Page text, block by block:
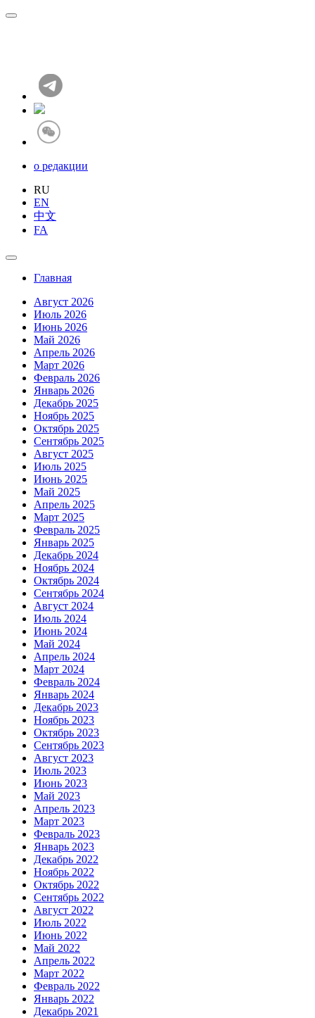
о редакции
RU
EN
中文
FA
Главная
Август 2026
Июль 2026
Июнь 2026
Май 2026
Апрель 2026
Март 2026
Февраль 2026
Январь 2026
Декабрь 2025
Ноябрь 2025
Октябрь 2025
Сентябрь 2025
Август 2025
Июль 2025
Июнь 2025
Май 2025
Апрель 2025
Март 2025
Февраль 2025
Январь 2025
Декабрь 2024
Ноябрь 2024
Октябрь 2024
Сентябрь 2024
Август 2024
Июль 2024
Июнь 2024
Май 2024
Апрель 2024
Март 2024
Февраль 2024
Январь 2024
Декабрь 2023
Ноябрь 2023
Октябрь 2023
Сентябрь 2023
Август 2023
Июль 2023
Июнь 2023
Май 2023
Апрель 2023
Март 2023
Февраль 2023
Январь 2023
Декабрь 2022
Ноябрь 2022
Октябрь 2022
Сентябрь 2022
Август 2022
Июль 2022
Июнь 2022
Май 2022
Апрель 2022
Март 2022
Февраль 2022
Январь 2022
Декабрь 2021